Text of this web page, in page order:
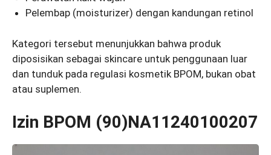
Pelembap (moisturizer) dengan kandungan retinol
Kategori tersebut menunjukkan bahwa produk
diposisikan sebagai skincare untuk penggunaan luar
dan tunduk pada regulasi kosmetik BPOM, bukan obat
atau suplemen.
Izin BPOM (90)NA11240100207